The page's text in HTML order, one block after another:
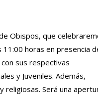
Obispos, que
11:00 horas en presencia
sus respectivas
y Juveniles. Además,
religiosas. Será una